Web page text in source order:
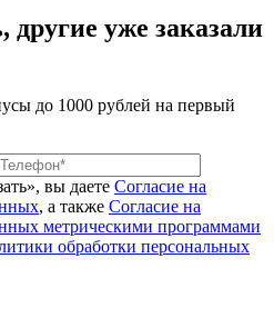
другие уже заказали
до 1000 рублей на первый
вы даете Согласие на
, а также Согласие на
метрическими программами
обработки персональных